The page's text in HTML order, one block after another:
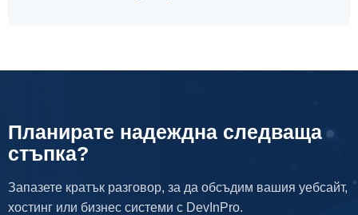
Планирате надеждна следваща
стъпка?
Запазете кратък разговор, за да обсъдим вашия уебсайт,
хостинг или бизнес системи с DevInPro.